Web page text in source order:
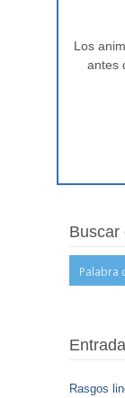
Los
antes
Buscar
Rasgos